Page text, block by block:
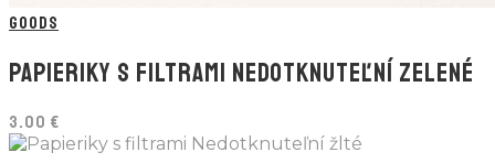
GOODS
PAPIERIKY S FILTRAMI NEDOTKNUTEĽNÍ ZELENÉ
3.00 €